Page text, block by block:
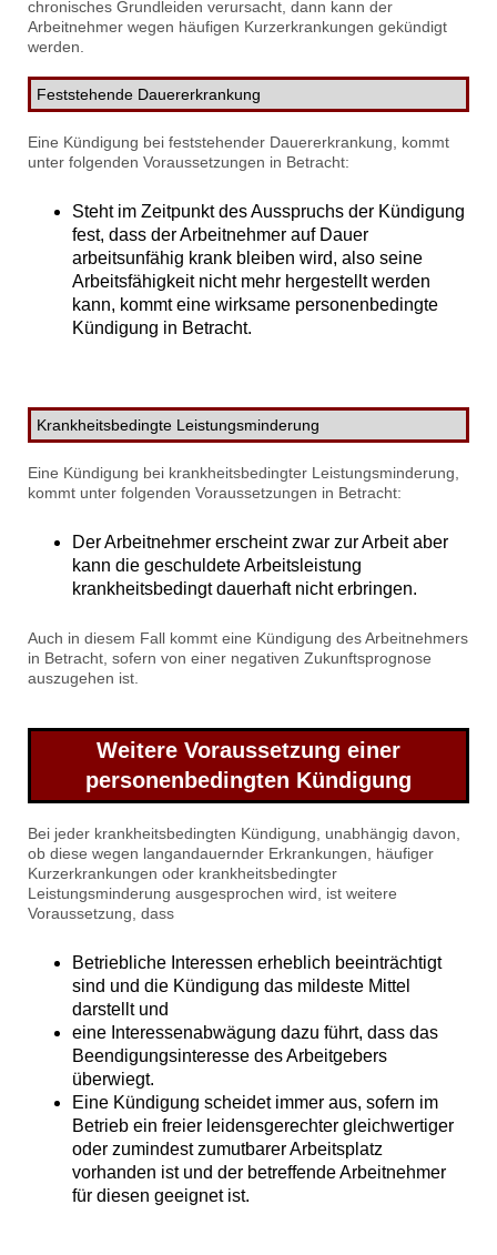
chronisches Grundleiden verursacht, dann kann der
Arbeitnehmer wegen häufigen Kurzerkrankungen gekündigt
werden.
Feststehende Dauererkrankung
Eine Kündigung bei feststehender Dauererkrankung, kommt
unter folgenden Voraussetzungen in Betracht:
Steht im Zeitpunkt des Ausspruchs der Kündigung
fest, dass der Arbeitnehmer auf Dauer
arbeitsunfähig krank bleiben wird, also seine
Arbeitsfähigkeit nicht mehr hergestellt werden
kann, kommt eine wirksame personenbedingte
Kündigung in Betracht.
Krankheitsbedingte Leistungsminderung
Eine Kündigung bei krankheitsbedingter Leistungsminderung,
kommt unter folgenden Voraussetzungen in Betracht:
Der Arbeitnehmer erscheint zwar zur Arbeit aber
kann die geschuldete Arbeitsleistung
krankheitsbedingt dauerhaft nicht erbringen.
Auch in diesem Fall kommt eine Kündigung des Arbeitnehmers
in Betracht, sofern von einer negativen Zukunftsprognose
auszugehen ist.
Weitere Voraussetzung einer
personenbedingten Kündigung
Bei jeder krankheitsbedingten Kündigung, unabhängig davon,
ob diese wegen langandauernder Erkrankungen, häufiger
Kurzerkrankungen oder krankheitsbedingter
Leistungsminderung ausgesprochen wird, ist weitere
Voraussetzung, dass
Betriebliche Interessen erheblich beeinträchtigt
sind und die Kündigung das mildeste Mittel
darstellt und
eine Interessenabwägung dazu führt, dass das
Beendigungsinteresse des Arbeitgebers
überwiegt.
Eine Kündigung scheidet immer aus, sofern im
Betrieb ein freier leidensgerechter gleichwertiger
oder zumindest zumutbarer Arbeitsplatz
vorhanden ist und der betreffende Arbeitnehmer
für diesen geeignet ist.